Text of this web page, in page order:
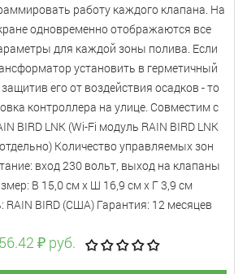
работу каждого клапана. На
одновременно отображаются все
для каждой зоны полива. Если
установить в герметичный
его от воздействия осадков - то
контроллера на улице. Совместим с
BIRD LNK (Wi-Fi модуль RAIN BIRD LNK
Количество управляемых зон
вход 230 вольт, выход на клапаны
В 15,0 см х Ш 16,9 см х Г 3,9 см
RAIN BIRD (США) Гарантия: 12 месяцев
₽ руб.